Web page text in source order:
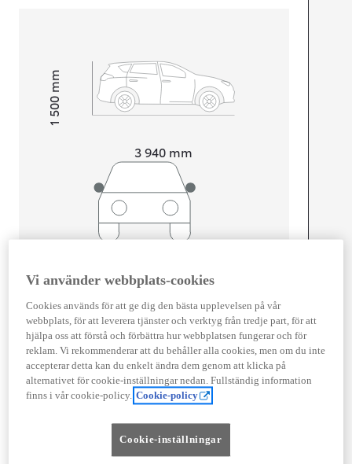
3 940 mm
Height1 500
mm
Föbrukning
Förbrukning 3,9 l/100 km
Euro Class
EURO 6
Vi använder webbplats-cookies
Cookies används för att ge dig den bästa upplevelsen på vår
webbplats, för att leverera tjänster och verktyg från tredje part, för att
hjälpa oss att förstå och förbättra hur webbplatsen fungerar och för
reklam. Vi rekommenderar att du behåller alla cookies, men om du inte
accepterar detta kan du enkelt ändra dem genom att klicka på
alternativet för cookie-inställningar nedan. Fullständig information
finns i vår cookie-policy. Cookie-policy
Cookie-inställningar